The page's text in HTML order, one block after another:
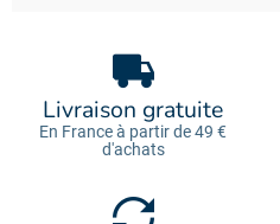
Livraison gratuite
En France à partir de 49 €
d'achats